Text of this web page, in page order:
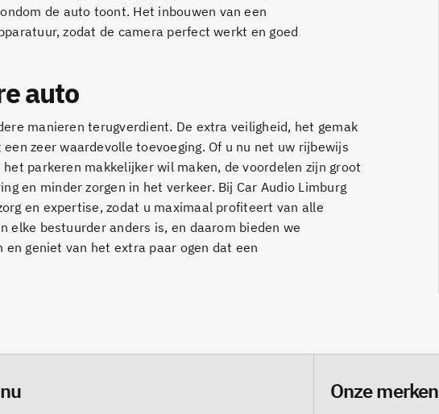
de auto toont. Het inbouwen van een
zodat de camera perfect werkt en goed
auto
manieren terugverdient. De extra veiligheid, het gemak
zeer waardevolle toevoeging. Of u nu net uw rijbewijs
parkeren makkelijker wil maken, de voordelen zijn groot
en minder zorgen in het verkeer. Bij Car Audio Limburg
en expertise, zodat u maximaal profiteert van alle
elke bestuurder anders is, en daarom bieden we
geniet van het extra paar ogen dat een
Onze merken